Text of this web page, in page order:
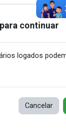
continuar
logados
Cancelar